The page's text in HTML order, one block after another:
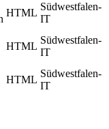
HTML
Südwestfalen-
IT
HTML
Südwestfalen-
IT
HTML
Südwestfalen-
IT